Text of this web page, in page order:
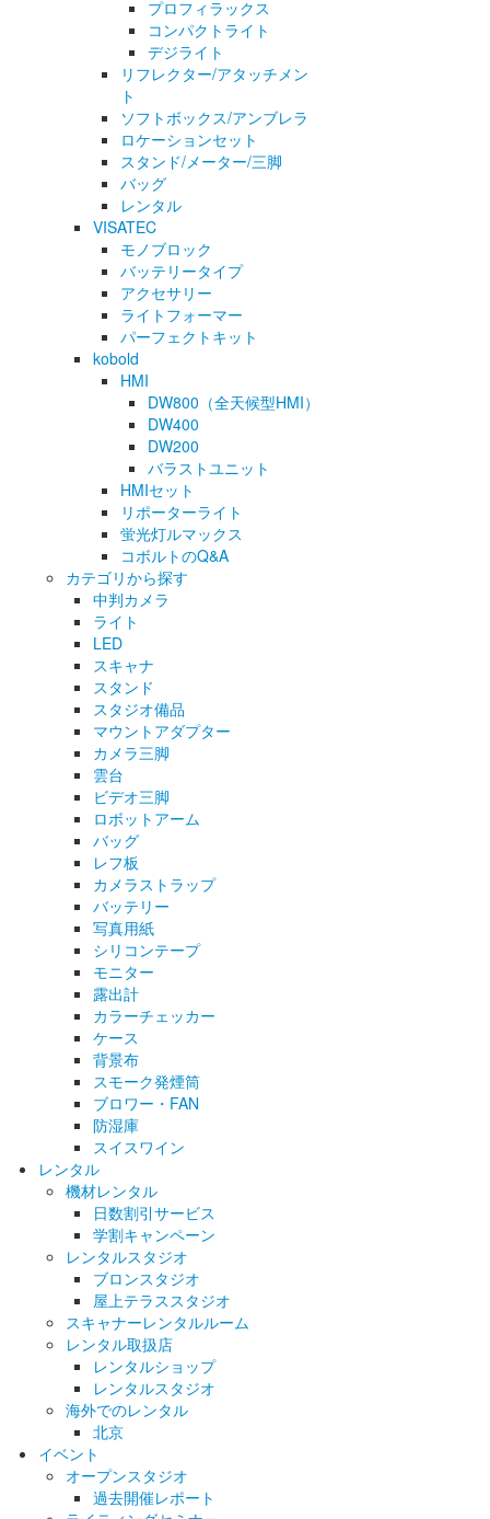
プロフィラックス
コンパクトライト
デジライト
リフレクター/アタッチメン
ト
ソフトボックス/アンブレラ
ロケーションセット
スタンド/メーター/三脚
バッグ
レンタル
VISATEC
モノブロック
バッテリータイプ
アクセサリー
ライトフォーマー
パーフェクトキット
kobold
HMI
DW800（全天候型HMI）
DW400
DW200
バラストユニット
HMIセット
リポーターライト
蛍光灯ルマックス
コボルトのQ&A
カテゴリから探す
中判カメラ
ライト
LED
スキャナ
スタンド
スタジオ備品
マウントアダプター
カメラ三脚
雲台
ビデオ三脚
ロボットアーム
バッグ
レフ板
カメラストラップ
バッテリー
写真用紙
シリコンテープ
モニター
露出計
カラーチェッカー
ケース
背景布
スモーク発煙筒
ブロワー・FAN
防湿庫
スイスワイン
レンタル
機材レンタル
日数割引サービス
学割キャンペーン
レンタルスタジオ
ブロンスタジオ
屋上テラススタジオ
スキャナーレンタルルーム
レンタル取扱店
レンタルショップ
レンタルスタジオ
海外でのレンタル
北京
イベント
オープンスタジオ
過去開催レポート